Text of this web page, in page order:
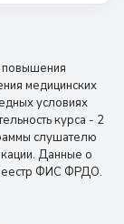
повышения
медицинских
условиях
курса - 2
слушателю
Данные о
ФИС ФРДО.